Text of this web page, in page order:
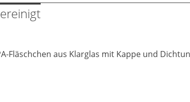
Fläschchen aus Klarglas mit Kappe und